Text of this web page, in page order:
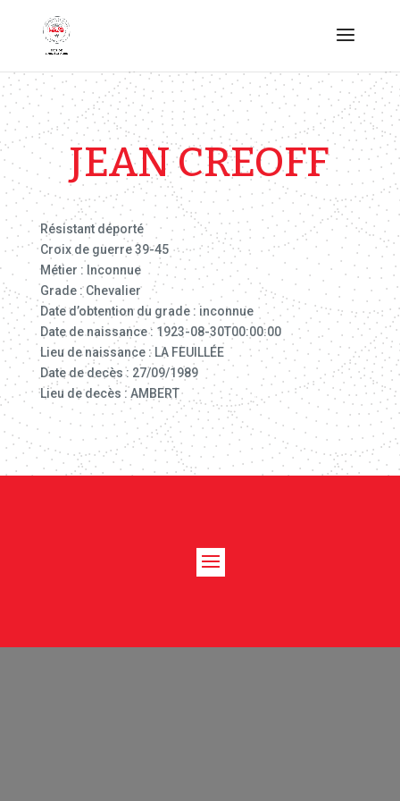
JEAN CREOFF
Résistant déporté
Croix de guerre 39-45
Métier : Inconnue
Grade : Chevalier
Date d’obtention du grade : inconnue
Date de naissance : 1923-08-30T00:00:00
Lieu de naissance : LA FEUILLÉE
Date de decès : 27/09/1989
Lieu de decès : AMBERT